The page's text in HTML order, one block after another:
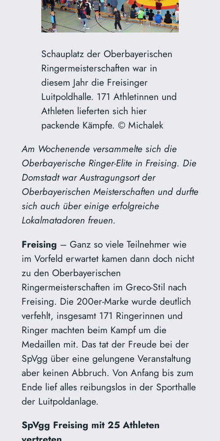
Schauplatz der Oberbayerischen
Ringermeisterschaften war in
diesem Jahr die Freisinger
Luitpoldhalle. 171 Athletinnen und
Athleten lieferten sich hier
packende Kämpfe. © Michalek
Am Wochenende versammelte sich die
Oberbayerische Ringer-Elite in Freising. Die
Domstadt war Austragungsort der
Oberbayerischen Meisterschaften und durfte
sich auch über einige erfolgreiche
Lokalmatadoren freuen.
Freising – Ganz so viele Teilnehmer wie
im Vorfeld erwartet kamen dann doch nicht
zu den Oberbayerischen
Ringermeisterschaften im Greco-Stil nach
Freising. Die 200er-Marke wurde deutlich
verfehlt, insgesamt 171 Ringerinnen und
Ringer machten beim Kampf um die
Medaillen mit. Das tat der Freude bei der
SpVgg über eine gelungene Veranstaltung
aber keinen Abbruch. Von Anfang bis zum
Ende lief alles reibungslos in der Sporthalle
der Luitpoldanlage.
SpVgg Freising mit 25 Athleten